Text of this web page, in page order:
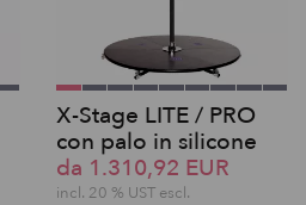
X-Stage LITE / PRO
con palo in silicone
da 1.310,92 EUR
incl. 20 % UST escl.